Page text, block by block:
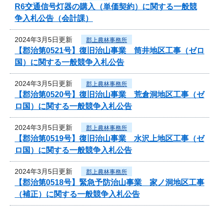
R6交通信号灯器の購入（単価契約）に関する一般競
争入札公告（会計課）
2024年3月5日更新 郡上農林事務所
【郡治第0521号】復旧治山事業 筒井地区工事（ゼロ
国）に関する一般競争入札公告
2024年3月5日更新 郡上農林事務所
【郡治第0520号】復旧治山事業 荒倉洞地区工事（ゼ
ロ国）に関する一般競争入札公告
2024年3月5日更新 郡上農林事務所
【郡治第0519号】復旧治山事業 水沢上地区工事（ゼ
ロ国）に関する一般競争入札公告
2024年3月5日更新 郡上農林事務所
【郡治第0518号】緊急予防治山事業 家ノ洞地区工事
（補正）に関する一般競争入札公告